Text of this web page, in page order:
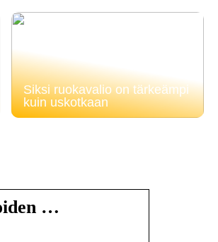
Siksi ruokavalio on tärkeämpi
kuin uskotkaan
…